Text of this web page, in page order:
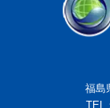
福島
TEL